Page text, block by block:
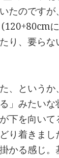
たのですが
り、要らな
、という
」みたいな
下を向い
り着きま
かる感じ